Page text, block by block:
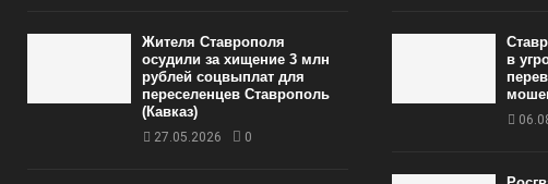
Жителя Ставрополя
осудили за хищение 3 млн
рублей соцвыплат для
переселенцев Ставрополь
(Кавказ)
27.05.2026 0
в